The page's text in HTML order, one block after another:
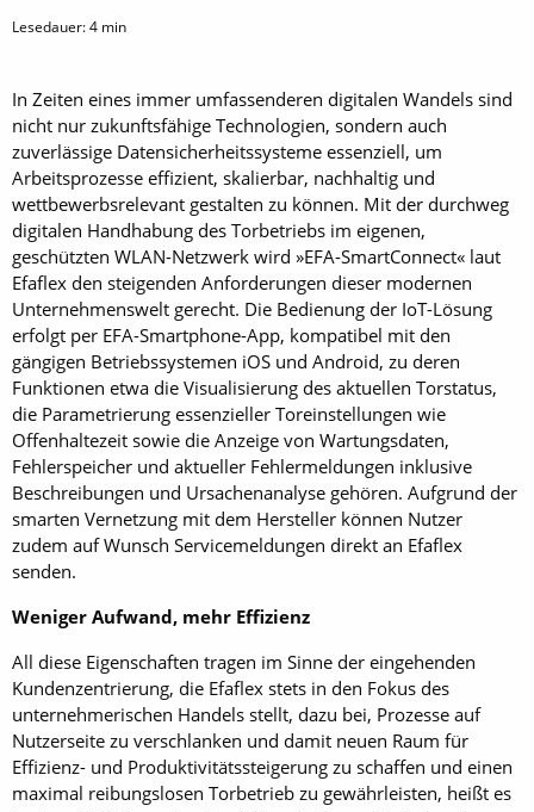
Lesedauer:4 min
In Zeiten eines immer umfassenderen digitalen Wandels sind
nicht nur zukunftsfähige Technologien, sondern auch
zuverlässige Datensicherheitssysteme essenziell, um
Arbeitsprozesse effizient, skalierbar, nachhaltig und
wettbewerbsrelevant gestalten zu können. Mit der durchweg
digitalen Handhabung des Torbetriebs im eigenen,
geschützten WLAN-Netzwerk wird »EFA-SmartConnect« laut
Efaflex den steigenden Anforderungen dieser modernen
Unternehmenswelt gerecht. Die Bedienung der IoT-Lösung
erfolgt per EFA-Smartphone-App, kompatibel mit den
gängigen Betriebssystemen iOS und Android, zu deren
Funktionen etwa die Visualisierung des aktuellen Torstatus,
die Parametrierung essenzieller Toreinstellungen wie
Offenhaltezeit sowie die Anzeige von Wartungsdaten,
Fehlerspeicher und aktueller Fehlermeldungen inklusive
Beschreibungen und Ursachenanalyse gehören. Aufgrund der
smarten Vernetzung mit dem Hersteller können Nutzer
zudem auf Wunsch Servicemeldungen direkt an Efaflex
senden.
Weniger Aufwand, mehr Effizienz
All diese Eigenschaften tragen im Sinne der eingehenden
Kundenzentrierung, die Efa­flex stets in den Fokus des
unternehmerischen Handels stellt, dazu bei, Prozesse auf
Nutzerseite zu verschlanken und damit neuen Raum für
Effizienz- und Produktivitätssteigerung zu schaffen und einen
maximal reibungslosen Torbetrieb zu gewährleisten, heißt es